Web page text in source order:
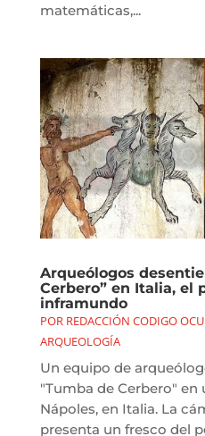
matemáticas,...
Arqueólogos
Cerbero” en Italia, el
inframundo
POR REDACCIÓN CODIGO
ARQUEOLOGÍA
Un equipo de
"Tumba de Cerbero" en
Nápoles, en Italia. La
presenta un fresco del